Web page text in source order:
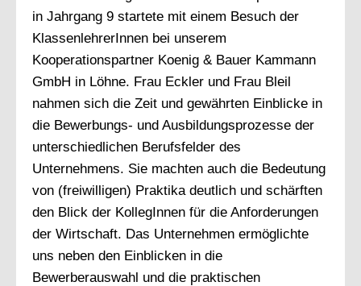
in Jahrgang 9 startete mit einem Besuch der
KlassenlehrerInnen bei unserem
Kooperationspartner Koenig & Bauer Kammann
GmbH in Löhne. Frau Eckler und Frau Bleil
nahmen sich die Zeit und gewährten Einblicke in
die Bewerbungs- und Ausbildungsprozesse der
unterschiedlichen Berufsfelder des
Unternehmens. Sie machten auch die Bedeutung
von (freiwilligen) Praktika deutlich und schärften
den Blick der KollegInnen für die Anforderungen
der Wirtschaft. Das Unternehmen ermöglichte
uns neben den Einblicken in die
Bewerberauswahl und die praktischen